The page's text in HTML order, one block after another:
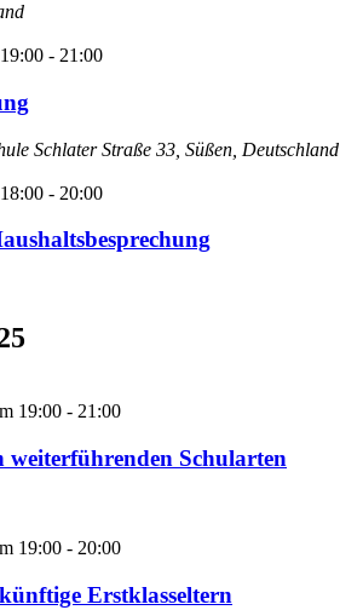
- 21:00
Schlater Straße 33, Süßen, Deutschland
- 20:00
19:00 - 21:00
weiterführenden Schularten
19:00 - 20:00
Erstklasseltern